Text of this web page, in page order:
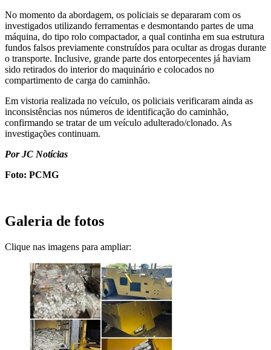
No momento da abordagem, os policiais se depararam com os
investigados utilizando ferramentas e desmontando partes de uma
máquina, do tipo rolo compactador, a qual continha em sua estrutura
fundos falsos previamente construídos para ocultar as drogas durante
o transporte. Inclusive, grande parte dos entorpecentes já haviam
sido retirados do interior do maquinário e colocados no
compartimento de carga do caminhão.
Em vistoria realizada no veículo, os policiais verificaram ainda as
inconsistências nos números de identificação do caminhão,
confirmando se tratar de um veículo adulterado/clonado. As
investigações continuam.
Por JC Notícias
Foto: PCMG
Galeria de fotos
Clique nas imagens para ampliar: